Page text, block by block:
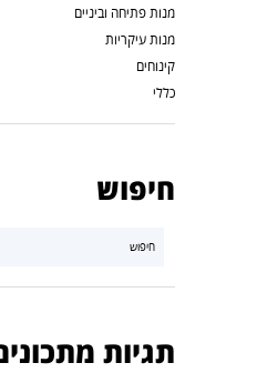
מנות פתיחה וביניים
מנות עיקריות
קינוחים
כללי
חיפוש
תגיות